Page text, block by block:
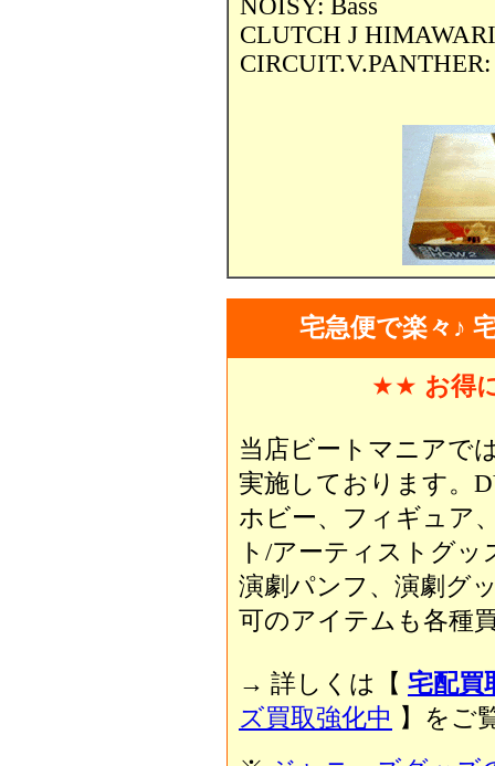
NOISY: Bass
CLUTCH J
宅急便で楽々♪
★★ お得
当店ビートマニアで
実施しております。
ホビー、フィギュア
ト/アーティストグッ
演劇パンフ、演劇グ
可のアイテムも各種
→ 詳しくは【 宅配買
ズ買取強化中 】をご